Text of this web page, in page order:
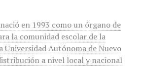
en 1993 como un órgano de
la comunidad escolar de la
Universidad Autónoma de Nuevo
a nivel local y nacional